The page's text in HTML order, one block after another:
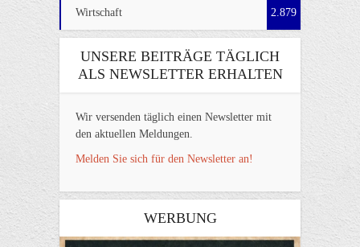
Wirtschaft 2.879
UNSERE BEITRÄGE TÄGLICH
ALS NEWSLETTER ERHALTEN
Wir versenden täglich einen Newsletter mit
den aktuellen Meldungen.
Melden Sie sich für den Newsletter an!
WERBUNG